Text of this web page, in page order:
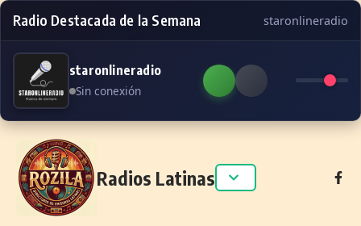
Radio Destacada de la Semana staronlineradio
staronlineradio
Sin conexión
Skip to content
Radios Latinas